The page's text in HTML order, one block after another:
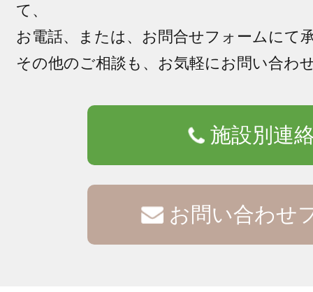
て、
お電話、または、お問合せフォームにて
その他のご相談も、お気軽にお問い合わ
施設別連
お問い合わせ